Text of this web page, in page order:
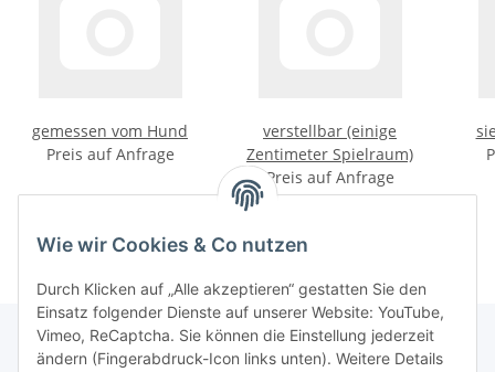
gemessen vom Hund
Preis auf Anfrage
verstellbar (einige
Zentimeter Spielraum)
Preis auf Anfrage
Wie wir Cookies & Co nutzen
Durch Klicken auf „Alle akzeptieren“ gestatten Sie den
Einsatz folgender Dienste auf unserer Website: YouTube,
Vimeo, ReCaptcha. Sie können die Einstellung jederzeit
ändern (Fingerabdruck-Icon links unten). Weitere Details